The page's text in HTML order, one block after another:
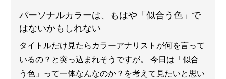
パーソナルカラーは、もはや「似合う色」で
はないかもしれない
タイトルだけ見たらカラーアナリストが何を言って
いるの？と突っ込まれそうですが。 今日は「似合
う色」って一体なんなのか？を考えて見たいと思い